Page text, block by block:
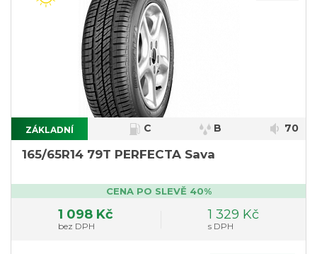
ZÁKLADNÍ C B 70
165/65R14 79T PERFECTA Sava
CENA PO SLEVĚ 40%
1 098 Kč
bez DPH
1 329 Kč
s DPH